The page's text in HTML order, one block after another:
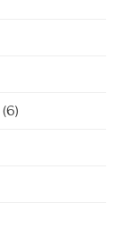
(6)